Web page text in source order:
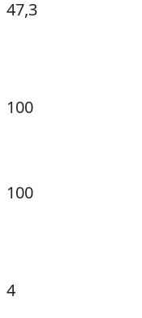
47,3
100
100
4